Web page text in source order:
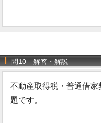
問10 解答・解説
不動産取得税・普通借家
題です。